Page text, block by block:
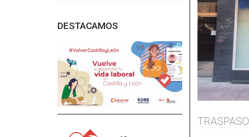
DESTACAMOS